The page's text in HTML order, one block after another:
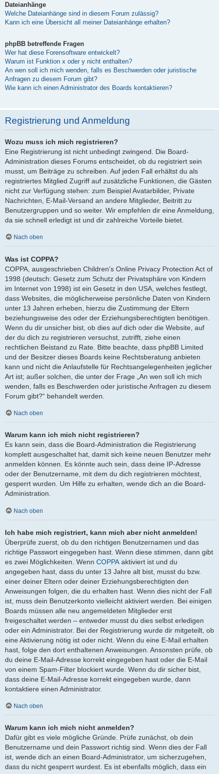
Dateianhänge
Welche Dateianhänge sind in diesem Forum zulässig?
Kann ich eine Übersicht all meiner Dateianhänge erhalten?
phpBB betreffende Fragen
Wer hat diese Forensoftware entwickelt?
Warum ist Funktion x oder y nicht enthalten?
An wen soll ich mich wenden, falls es Beschwerden oder juristische
Anfragen zu diesem Forum gibt?
Wie kann ich einen Administrator des Boards kontaktieren?
Registrierung und Anmeldung
Wozu muss ich mich registrieren?
Eine Registrierung ist nicht unbedingt zwingend. Die Board-
Administration dieses Forums entscheidet, ob du registriert sein
musst, um Beiträge zu schreiben. Auf jeden Fall erhältst du als
registriertes Mitglied Zugriff auf zusätzliche Funktionen, die Gästen
nicht zur Verfügung stehen: zum Beispiel Avatarbilder, Private
Nachrichten, E-Mail-Versand an andere Mitglieder, Beitritt zu
Benutzergruppen und so weiter. Wir empfehlen dir eine Anmeldung,
da sie schnell erledigt ist und dir zahlreiche Vorteile bietet.
Nach oben
Was ist COPPA?
COPPA, ausgeschrieben Children’s Online Privacy Protection Act of
1998 (deutsch: Gesetz zum Schutz der Privatsphäre von Kindern
im Internet von 1998) ist ein Gesetz in den USA, welches festlegt,
dass Websites, die möglicherweise persönliche Daten von Kindern
unter 13 Jahren erheben, hierzu die Zustimmung der Eltern
beziehungsweise des oder der Erziehungsberechtigten benötigen.
Wenn du dir unsicher bist, ob dies auf dich oder die Website, auf
der du dich zu registrieren versuchst, zutrifft, ziehe einen
rechtlichen Beistand zu Rate. Bitte beachte, dass phpBB Limited
und der Besitzer dieses Boards keine Rechtsberatung anbieten
kann und nicht die Anlaufstelle für Rechtsangelegenheiten jeglicher
Art ist; außer solchen, die unter der Frage „An wen soll ich mich
wenden, falls es Beschwerden oder juristische Anfragen zu diesem
Forum gibt?“ behandelt werden.
Nach oben
Warum kann ich mich nicht registrieren?
Es kann sein, dass die Board-Administration die Registrierung
komplett ausgeschaltet hat, damit sich keine neuen Benutzer mehr
anmelden können. Es könnte auch sein, dass deine IP-Adresse
oder der Benutzername, mit dem du dich registrieren möchtest,
gesperrt wurden. Um Hilfe zu erhalten, wende dich an die Board-
Administration.
Nach oben
Ich habe mich registriert, kann mich aber nicht anmelden!
Überprüfe zuerst, ob du den richtigen Benutzernamen und das
richtige Passwort eingegeben hast. Wenn diese stimmen, dann gibt
es zwei Möglichkeiten. Wenn COPPA aktiviert ist und du
angegeben hast, dass du unter 13 Jahre alt bist, musst du bzw.
einer deiner Eltern oder deiner Erziehungsberechtigten den
Anweisungen folgen, die du erhalten hast. Wenn dies nicht der Fall
ist, muss dein Benutzerkonto vielleicht aktiviert werden. Bei einigen
Boards müssen alle neu angemeldeten Mitglieder erst
freigeschaltet werden – entweder musst du dies selbst erledigen
oder ein Administrator. Bei der Registrierung wurde dir mitgeteilt, ob
eine Aktivierung nötig ist oder nicht. Wenn du eine E-Mail erhalten
hast, folge den dort enthaltenen Anweisungen. Ansonsten prüfe, ob
du deine E-Mail-Adresse korrekt eingegeben hast oder die E-Mail
von einem Spam-Filter blockiert wurde. Wenn du dir sicher bist,
dass deine E-Mail-Adresse korrekt eingegeben wurde, dann
kontaktiere einen Administrator.
Nach oben
Warum kann ich mich nicht anmelden?
Dafür gibt es viele mögliche Gründe. Prüfe zunächst, ob dein
Benutzername und dein Passwort richtig sind. Wenn dies der Fall
ist, wende dich an einen Board-Administrator, um sicherzugehen,
dass du nicht gesperrt wurdest. Es ist ebenfalls möglich, dass ein